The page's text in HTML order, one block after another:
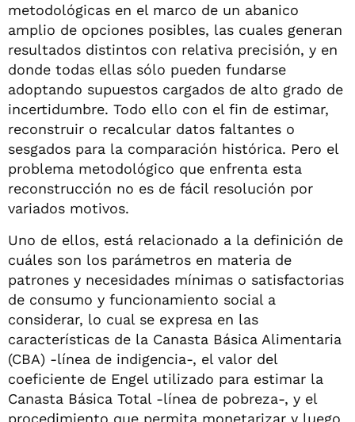
metodológicas en el marco de un abanico
amplio de opciones posibles, las cuales generan
resultados distintos con relativa precisión, y en
donde todas ellas sólo pueden fundarse
adoptando supuestos cargados de alto grado de
incertidumbre. Todo ello con el fin de estimar,
reconstruir o recalcular datos faltantes o
sesgados para la comparación histórica. Pero el
problema metodológico que enfrenta esta
reconstrucción no es de fácil resolución por
variados motivos.
Uno de ellos, está relacionado a la definición de
cuáles son los parámetros en materia de
patrones y necesidades mínimas o satisfactorias
de consumo y funcionamiento social a
considerar, lo cual se expresa en las
características de la Canasta Básica Alimentaria
(CBA) -línea de indigencia-, el valor del
coeficiente de Engel utilizado para estimar la
Canasta Básica Total -línea de pobreza-, y el
procedimiento que permita monetarizar y luego